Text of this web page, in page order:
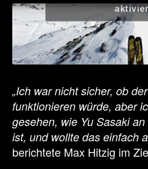
„Ich war nicht sicher, ob
funktionieren würde, aber
gesehen, wie Yu Sasaki
ist, und wollte das einfach
berichtete Max Hitzig im